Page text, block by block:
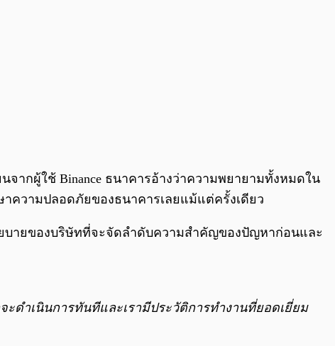
จากผู้ใช้ Binance ธนาคารอ้างว่าความพยายามทั้งหมดใน
าความปลอดภัยของธนาคารเลยแม้แต่ครั้งเดียว
บายของบริษัทที่จะจัดลำดับความสำคัญของปัญหาก่อนและ
ะดำเนินการทันทีและเรามีประวัติการทำงานที่ยอดเยี่ยม